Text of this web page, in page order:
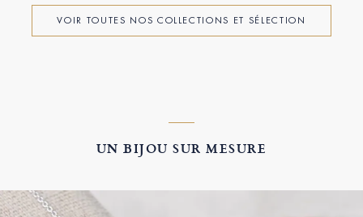
VOIR TOUTES NOS COLLECTIONS ET SÉLECTION
UN BIJOU SUR MESURE